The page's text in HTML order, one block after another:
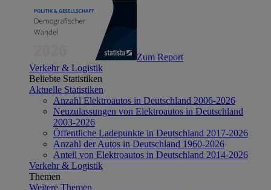
Zum Report
Verkehr & Logistik
Beliebte Statistiken
Aktuelle Statistiken
Anzahl Elektroautos in Deutschland 2006-2026
Neuzulassungen von Elektroautos in Deutschland
2003-2026
Öffentliche Ladepunkte in Deutschland 2017-2026
Anzahl der Autos in Deutschland 1960-2026
Anteil von Elektroautos in Deutschland 2014-2026
Verkehr & Logistik
Themen
Weitere Themen